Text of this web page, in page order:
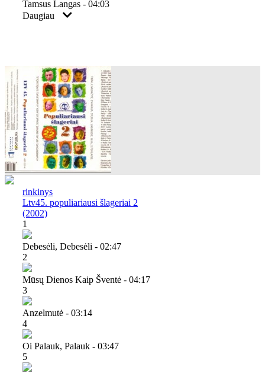
Tamsus Langas - 04:03
Daugiau
rinkinys
Ltv45. populiariausi šlageriai 2
(2002)
1
Debesėli, Debesėli - 02:47
2
Mūsų Dienos Kaip Šventė - 04:17
3
Anzelmutė - 03:14
4
Oi Palauk, Palauk - 03:47
5